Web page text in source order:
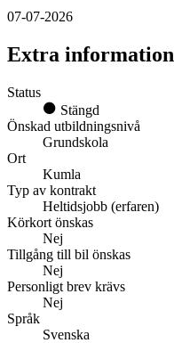
07-07-2026
Extra information
Status
Stängd
Önskad utbildningsnivå
Grundskola
Ort
Kumla
Typ av kontrakt
Heltidsjobb (erfaren)
Körkort önskas
Nej
Tillgång till bil önskas
Nej
Personligt brev krävs
Nej
Språk
Svenska